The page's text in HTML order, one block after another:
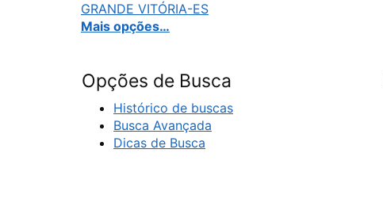
GRANDE VITÓRIA-ES
Mais opções…
Opções de Busca
Histórico de buscas
Busca Avançada
Dicas de Busca